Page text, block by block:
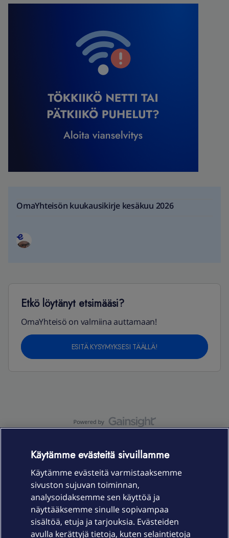
OmaYhteisön kuukausikirje kesäkuu 2026
Etkö löytänyt etsimääsi?
OmaYhteisö on valmiina auttamaan!
ESITÄ KYSYMYKSESI TÄÄLLÄ!
Laitteet & liittymät
Palvelut
Käytämme evästeitä sivuillamme
Käytämme evästeitä varmistaaksemme
sivuston sujuvan toiminnan,
analysoidaksemme sen käyttöä ja
näyttääksemme sinulle sopivampaa
sisältöä, etuja ja tarjouksia. Evästeiden
avulla kerättyjä tietoja, kuten selaintietoja